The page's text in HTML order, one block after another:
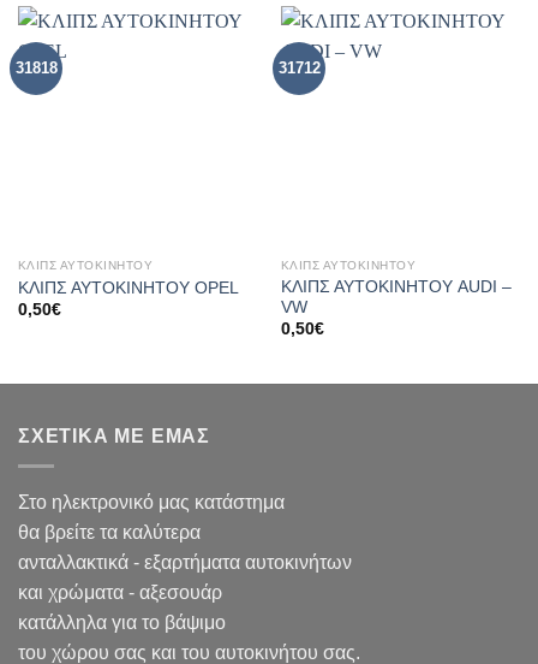
31818
ΚΛΙΠΣ ΑΥΤΟΚΙΝΗΤΟΥ
ΚΛΙΠΣ ΑΥΤΟΚΙΝΗΤΟΥ OPEL
0,50€
31712
ΚΛΙΠΣ ΑΥΤΟΚΙΝΗΤΟΥ
ΚΛΙΠΣ ΑΥΤΟΚΙΝΗΤΟΥ AUDI –
VW
0,50€
ΣΧΕΤΙΚΑ ΜΕ ΕΜΑΣ
Στο ηλεκτρονικό μας κατάστημα
θα βρείτε τα καλύτερα
ανταλλακτικά - εξαρτήματα αυτοκινήτων
και χρώματα - αξεσουάρ
κατάλληλα για το βάψιμο
του χώρου σας και του αυτοκινήτου σας.